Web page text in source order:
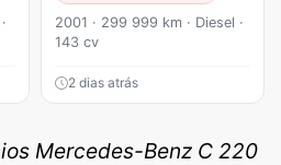
2001 · 299 999 km · Diesel ·
143 cv
2 dias atrás
Mercedes-Benz C 220